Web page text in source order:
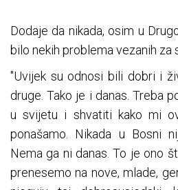
Dodaje da nikada, osim u
bilo nekih problema vezanih za
"Uvijek su odnosi bili dobri i
druge. Tako je i danas. Treba
u svijetu i shvatiti kako mi
ponašamo. Nikada u Bosni
Nema ga ni danas. To je ono
prenesemo na nove, mlade,